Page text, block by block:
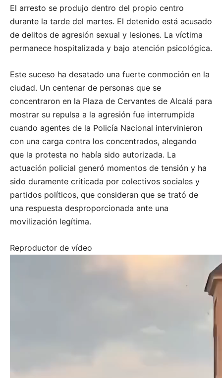
El arresto se produjo dentro del propio centro
durante la tarde del martes. El detenido está acusado
de delitos de agresión sexual y lesiones. La víctima
permanece hospitalizada y bajo atención psicológica.
Este suceso ha desatado una fuerte conmoción en la
ciudad. Un centenar de personas que se
concentraron en la Plaza de Cervantes de Alcalá para
mostrar su repulsa a la agresión fue interrumpida
cuando agentes de la Policía Nacional intervinieron
con una carga contra los concentrados, alegando
que la protesta no había sido autorizada. La
actuación policial generó momentos de tensión y ha
sido duramente criticada por colectivos sociales y
partidos políticos, que consideran que se trató de
una respuesta desproporcionada ante una
movilización legítima.
Reproductor de vídeo